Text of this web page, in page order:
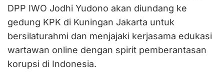
DPP IWO Jodhi Yudono akan diundang ke
gedung KPK di Kuningan Jakarta untuk
bersilaturahmi dan menjajaki kerjasama edukasi
wartawan online dengan spirit pemberantasan
korupsi di Indonesia.